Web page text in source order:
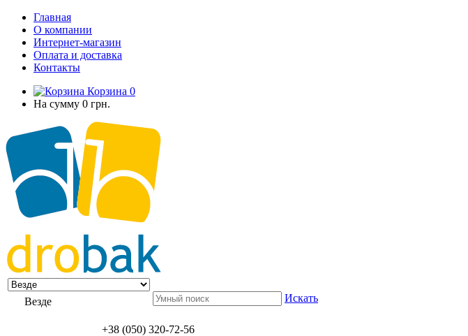
Главная
О компании
Интернет-магазин
Оплата и доставка
Контакты
Корзина 0
На сумму 0 грн.
Везде Искать
+38 (050) 320-72-56